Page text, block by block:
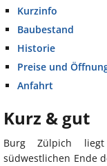
Kurzinfo
Baubestand
Historie
Preise und
Anfahrt
Kurz & gut
Burg Zülpich
südwestlichen Ende